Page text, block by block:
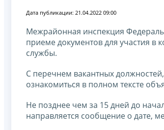
Дата публикации: 21.04.2022 09:00
Межрайонная инспекция
приеме документов для участия в
службы.
С перечнем вакантных
ознакомиться в полном тексте
Не позднее чем за 15 дней до
направляется сообщение о дате,